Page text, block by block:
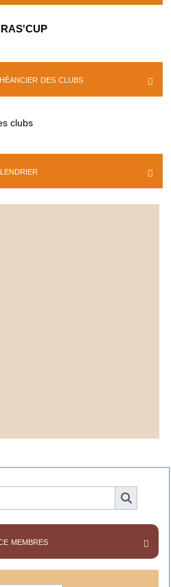

des clubs
clubs


membres